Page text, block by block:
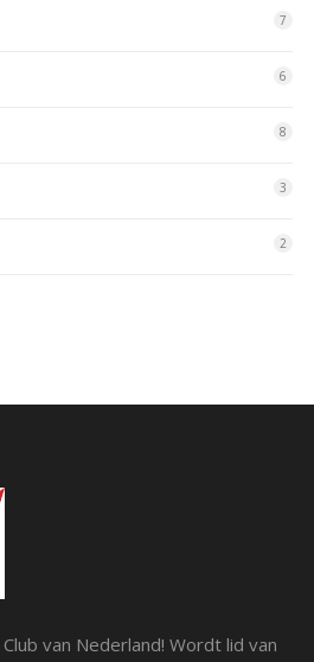
7
6
8
3
2
van Nederland! Wordt lid van